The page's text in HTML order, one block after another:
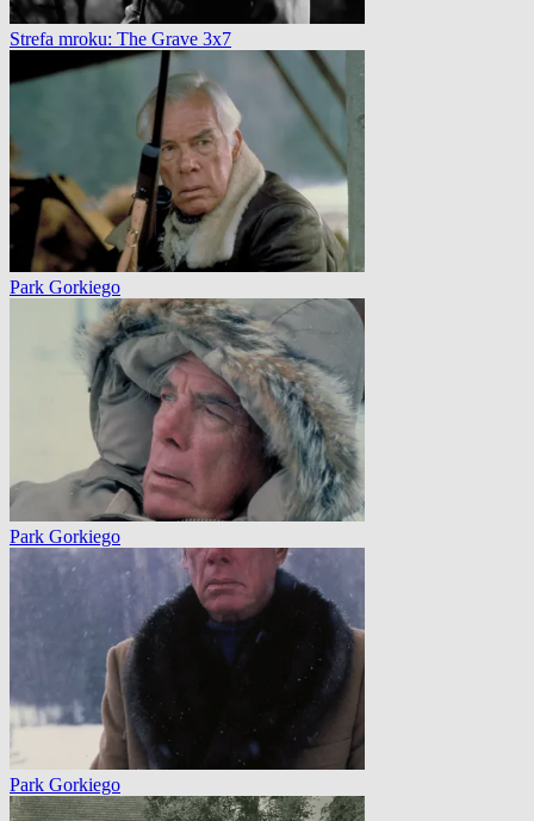
Strefa mroku: The Grave 3x7
Park Gorkiego
Park Gorkiego
Park Gorkiego